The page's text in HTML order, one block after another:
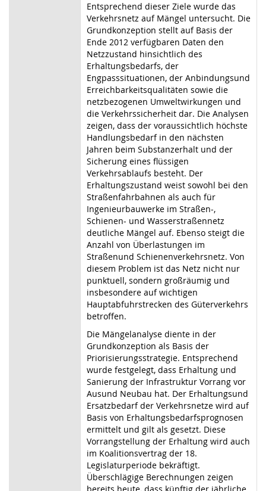
Entsprechend dieser Ziele wurde das
Verkehrsnetz auf Mängel untersucht. Die
Grundkonzeption stellt auf Basis der
Ende 2012 verfügbaren Daten den
Netzzustand hinsichtlich des
Erhaltungsbedarfs, der
Engpasssituationen, der Anbindungsund
Erreichbarkeitsqualitäten sowie die
netzbezogenen Umweltwirkungen und
die Verkehrssicherheit dar. Die Analysen
zeigen, dass der voraussichtlich höchste
Handlungsbedarf in den nächsten
Jahren beim Substanzerhalt und der
Sicherung eines flüssigen
Verkehrsablaufs besteht. Der
Erhaltungszustand weist sowohl bei den
Straßenfahrbahnen als auch für
Ingenieurbauwerke im Straßen-,
Schienen- und Wasserstraßennetz
deutliche Mängel auf. Ebenso steigt die
Anzahl von Überlastungen im
Straßenund Schienenverkehrsnetz. Von
diesem Problem ist das Netz nicht nur
punktuell, sondern großräumig und
insbesondere auf wichtigen
Hauptabfuhrstrecken des Güterverkehrs
betroffen.
Die Mängelanalyse diente in der
Grundkonzeption als Basis der
Priorisierungsstrategie. Entsprechend
wurde festgelegt, dass Erhaltung und
Sanierung der Infrastruktur Vorrang vor
Ausund Neubau hat. Der Erhaltungsund
Ersatzbedarf der Verkehrsnetze wird auf
Basis von Erhaltungsbedarfsprognosen
ermittelt und gilt als gesetzt. Diese
Vorrangstellung der Erhaltung wird auch
im Koalitionsvertrag der 18.
Legislaturperiode bekräftigt.
Überschlägige Berechnungen zeigen